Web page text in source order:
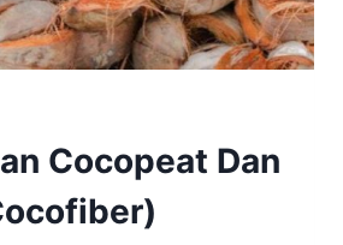
Cocopeat Dan